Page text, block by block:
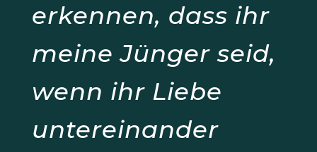
erkennen, dass ihr
meine Jünger seid,
wenn ihr Liebe
untereinander